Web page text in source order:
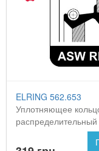
ELRING 562.653
Уплотняющее